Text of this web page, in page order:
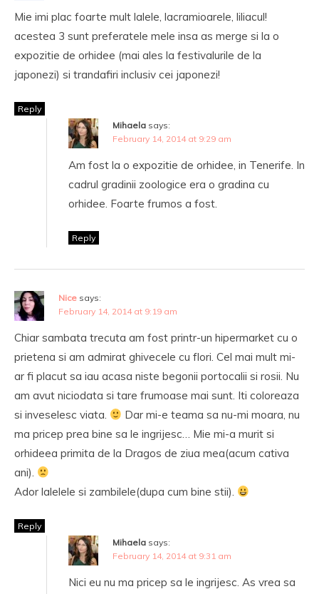
Mie imi plac foarte mult lalele, lacramioarele, liliacul!
acestea 3 sunt preferatele mele insa as merge si la o
expozitie de orhidee (mai ales la festivalurile de la
japonezi) si trandafiri inclusiv cei japonezi!
Reply
Mihaela says:
February 14, 2014 at 9:29 am
Am fost la o expozitie de orhidee, in Tenerife. In
cadrul gradinii zoologice era o gradina cu
orhidee. Foarte frumos a fost.
Reply
Nice says:
February 14, 2014 at 9:19 am
Chiar sambata trecuta am fost printr-un hipermarket cu o
prietena si am admirat ghivecele cu flori. Cel mai mult mi-
ar fi placut sa iau acasa niste begonii portocalii si rosii. Nu
am avut niciodata si tare frumoase mai sunt. Iti coloreaza
si inveselesc viata.
Dar mi-e teama sa nu-mi moara, nu
ma pricep prea bine sa le ingrijesc… Mie mi-a murit si
orhideea primita de la Dragos de ziua mea(acum cativa
ani).
Ador lalelele si zambilele(dupa cum bine stii).
Reply
Mihaela says:
February 14, 2014 at 9:31 am
Nici eu nu ma pricep sa le ingrijesc. As vrea sa